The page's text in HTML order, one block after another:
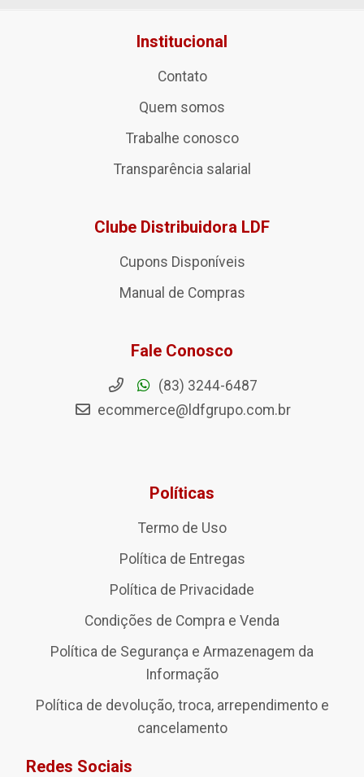
Institucional
Contato
Quem somos
Trabalhe conosco
Transparência salarial
Clube Distribuidora LDF
Cupons Disponíveis
Manual de Compras
Fale Conosco
(83) 3244-6487
ecommerce@ldfgrupo.com.br
Políticas
Termo de Uso
Política de Entregas
Política de Privacidade
Condições de Compra e Venda
Política de Segurança e Armazenagem da
Informação
Política de devolução, troca, arrependimento e
cancelamento
Redes Sociais